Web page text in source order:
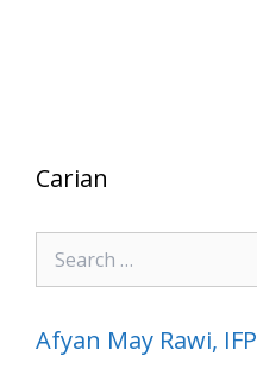
Carian
Search
for:
Afyan May Rawi, IFP